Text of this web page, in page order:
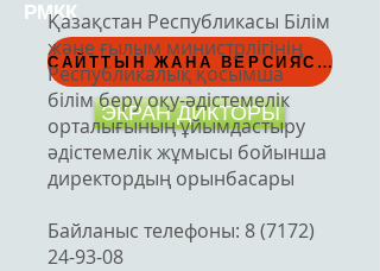
РМҚК
САЙТТЫН ЖАНА ВЕРСИЯСЫ
ЭКРАН ДИКТОРЫ
Қазақстан Республикасы Білім
және ғылым министрлігінің
Республикалық қосымша
білім беру оқу-әдістемелік
орталығының ұйымдастыру
әдістемелік жұмысы бойынша
директордың орынбасары
Байланыс телефоны: 8 (7172)
24-93-08